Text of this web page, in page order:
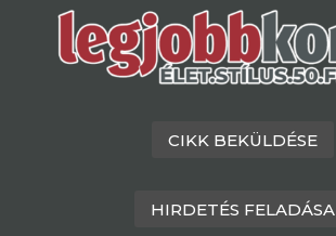
CIKK BEKÜLDÉSE
HIRDETÉS FELADÁSA